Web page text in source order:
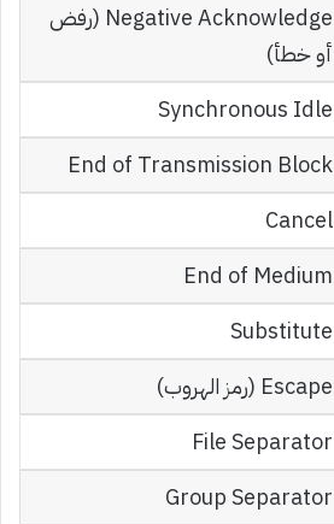
Negative Acknowledge (رفض
أو خطأ)
Synchronous Idle
End of Transmission Block
Cancel
End of Medium
Substitute
Escape (رمز الهروب)
File Separator
Group Separator